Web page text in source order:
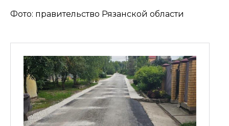
Фото: правительство Рязанской области